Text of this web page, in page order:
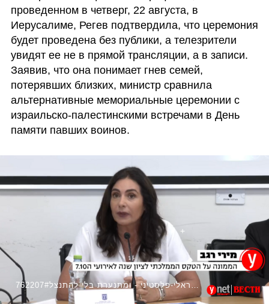
проведенном в четверг, 22 августа, в
Иерусалиме, Регев подтвердила, что церемония
будет проведена без публики, а телезрители
увидят ее не в прямой трансляции, а в записи.
Заявив, что она понимает гнев семей,
потерявших близких, министр сравнила
альтернативные мемориальные церемонии с
израильско-палестинскими встречами в День
памяти павших воинов.